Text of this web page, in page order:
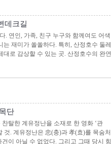
데크길
. 연인, 가족, 친구 누구와 함께여도 어색
재미가 쏠쏠하다. 특히, 산정호수 둘레
로 감상할 수 있는 곳. 산정호수의 완연
단
탈한 계유정난을 소재로 한 영화 ‘관
것. 계유정난은 忠(충)과 孝(효)를 목숨처
이 아닐 수 없었다. 그리고 그때 당시 힘